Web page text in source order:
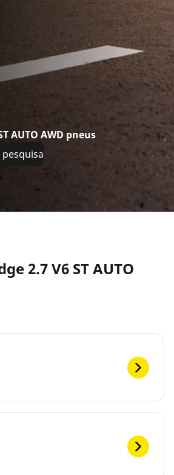
AUTO AWD pneus
2.7 V6 ST AUTO